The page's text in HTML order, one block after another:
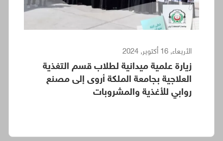
الأربعاء, 16 أكتوبر, 2024
زيارة علمية ميدانية لطلاب قسم التغذية
العلاجية بجامعة الملكة أروى إلى مصنع
روابي للأغذية والمشروبات